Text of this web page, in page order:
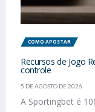
COMO APOSTAR
Recursos de Jogo
controle
5 DE AGOSTO DE 2026
A Sportingbet é